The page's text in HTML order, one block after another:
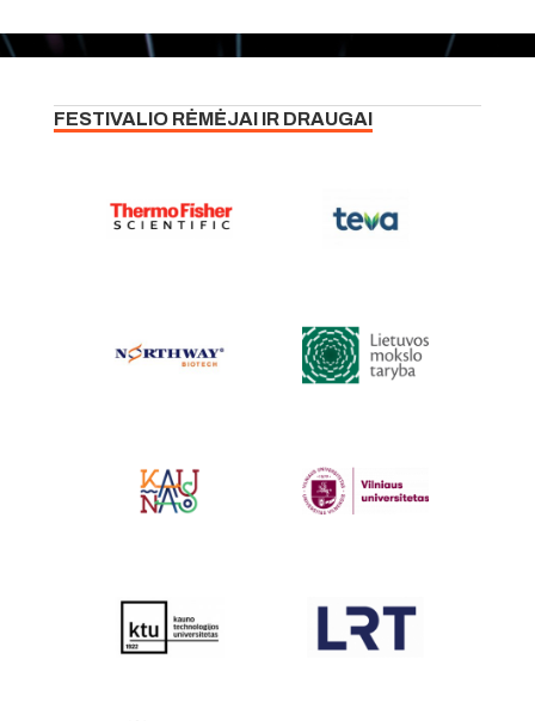
FESTIVALIO RĖMĖJAI IR DRAUGAI